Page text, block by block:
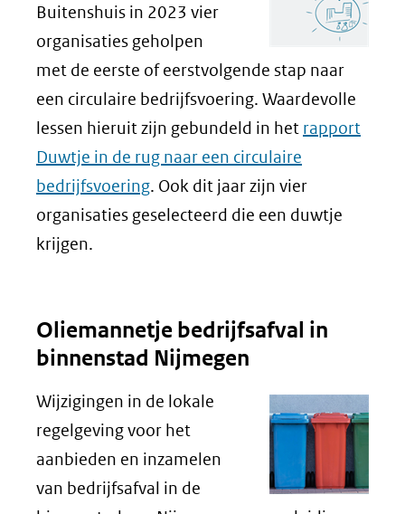
Buitenshuis in 2023 vier
organisaties geholpen
met de eerste of eerstvolgende stap naar
een circulaire bedrijfsvoering. Waardevolle
lessen hieruit zijn gebundeld in het rapport
Duwtje in de rug naar een circulaire
bedrijfsvoering. Ook dit jaar zijn vier
organisaties geselecteerd die een duwtje
krijgen.
Oliemannetje bedrijfsafval in
binnenstad Nijmegen
Wijzigingen in de lokale
regelgeving voor het
aanbieden en inzamelen
van bedrijfsafval in de